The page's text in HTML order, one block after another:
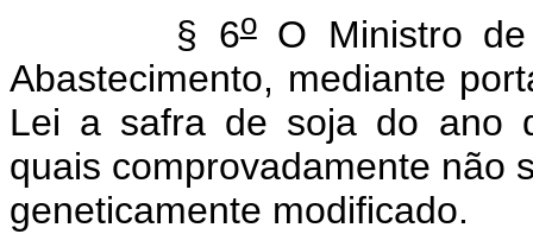
§ 6oO Ministro de
Abastecimento, mediante
Lei a safra de soja do ano
quais comprovadamente não
geneticamente modificado.